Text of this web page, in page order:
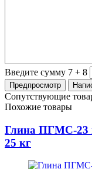
Введите сумму 7 + 8
Сопутствующие
Похожие товары
Глина ПГМС-23
25 кг